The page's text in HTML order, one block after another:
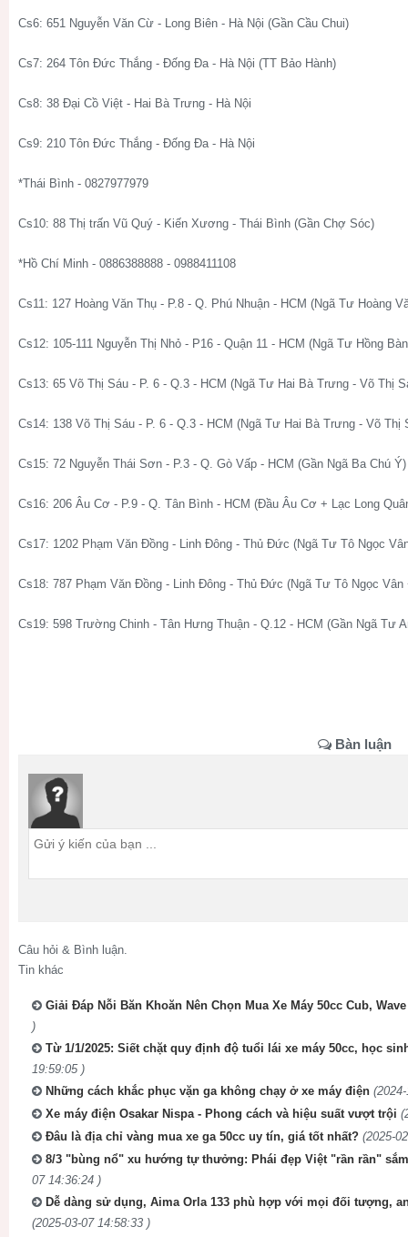
Cs6: 651 Nguyễn Văn Cừ - Long Biên - Hà Nội (Gần Cầu Chui)
Cs7: 264 Tôn Đức Thắng - Đống Đa - Hà Nội (TT Bảo Hành)
Cs8: 38 Đại Cồ Việt - Hai Bà Trưng - Hà Nội
Cs9: 210 Tôn Đức Thắng - Đống Đa - Hà Nội
*Thái Bình - 0827977979
Cs10: 88 Thị trấn Vũ Quý - Kiến Xương - Thái Bình (Gần Chợ Sóc)
*Hồ Chí Minh - 0886388888 - 0988411108
Cs11: 127 Hoàng Văn Thụ - P.8 - Q. Phú Nhuận - HCM (Ngã Tư Hoàng
Cs12: 105-111 Nguyễn Thị Nhỏ - P16 - Quận 11 - HCM (Ngã Tư Hồng
Cs13: 65 Võ Thị Sáu - P. 6 - Q.3 - HCM (Ngã Tư Hai Bà Trưng - Võ Thị
Cs14: 138 Võ Thị Sáu - P. 6 - Q.3 - HCM (Ngã Tư Hai Bà Trưng - Võ Thị
Cs15: 72 Nguyễn Thái Sơn - P.3 - Q. Gò Vấp - HCM (Gần Ngã Ba Chú Ý)
Cs16: 206 Âu Cơ - P.9 - Q. Tân Bình - HCM (Đầu Âu Cơ + Lạc Long
Cs17: 1202 Phạm Văn Đồng - Linh Đông - Thủ Đức (Ngã Tư Tô Ngọc
Cs18: 787 Phạm Văn Đồng - Linh Đông - Thủ Đức (Ngã Tư Tô Ngọc Vân
Cs19: 598 Trường Chinh - Tân Hưng Thuận - Q.12 - HCM (Gần Ngã Tư
Bàn luận
Câu hỏi & Bình luận.
Tin khác
Giải Đáp Nỗi Băn Khoăn Nên Chọn Mua Xe Máy 50cc Cub,
)
Từ 1/1/2025: Siết chặt quy định độ tuổi lái xe máy 50cc, học
19:59:05 )
Những cách khắc phục vặn ga không chạy ở xe máy điện
Xe máy điện Osakar Nispa - Phong cách và hiệu suất vượt trội
Đâu là địa chỉ vàng mua xe ga 50cc uy tín, giá tốt nhất? (2025-
8/3 "bùng nổ" xu hướng tự thưởng: Phái đẹp Việt "rần rần"
07 14:36:24 )
Dễ dàng sử dụng, Aima Orla 133 phù hợp với mọi đối tượng,
(2025-03-07 14:58:33 )